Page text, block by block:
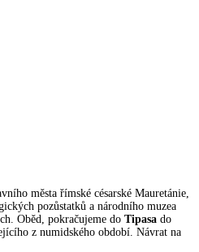
města římské césarské Mauretánie,
pozůstatků a národního muzea
Oběd, pokračujeme do Tipasa do
z numidského období. Návrat na